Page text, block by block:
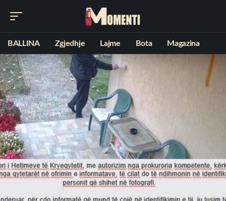
BALLINA Zgjedhje Lajme Bota Magazina